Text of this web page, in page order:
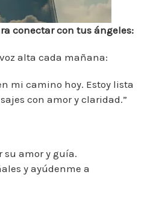
conectar con tus ángeles:
alta cada mañana:
mi camino hoy. Estoy lista
con amor y claridad.”
su amor y guía.
y ayúdenme a